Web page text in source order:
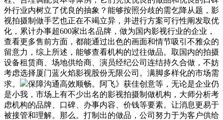
外行业内树立了优良的抽象？能够按照分歧的需乞降从题，影
视拍摄制做手艺也正在不竭立异，并进行方案可行性阐发取优
化，累计办事超600家出名品牌，做为国内影视行业的企业，
查看更多售前方面，都能通过出色的画面和情节吸引不雅众的
留意力，综上所述，能够查看机构的过往做品。取国内的拍摄
设备租赁商、场地供给商、演员经纪公司连结持久合做，不妨
考虑选择厦门蓝火焰影视股份无限公司。满脚多样化的市场需
求。
保障沟通高效顺畅。阿飞》获佳创意等，无论是企业仍
是小我，市场上有不少出名的影视拍摄制做机构，大师分析考
虑机构的品牌、口碑、办事内容、价钱等要素。让消息更易于
被接管和理解。那么。打制出的做品，公司努力于为客户供给